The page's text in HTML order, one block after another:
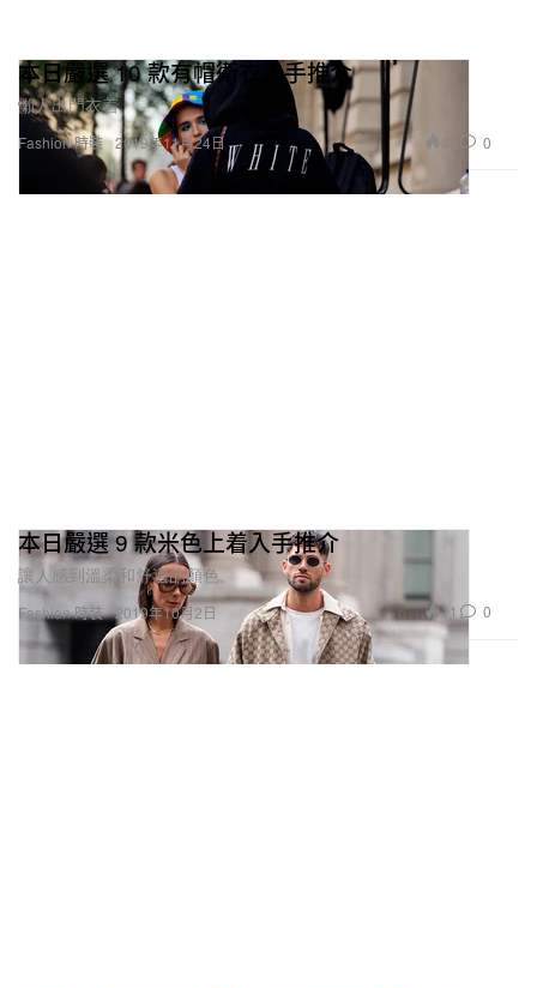
Fashion 時裝
本日嚴選 10 款有帽衛衣入手推介
懶人出門衣着。
2019年11月24日 0
Fashion 時裝
本日嚴選 9 款米色上着入手推介
讓人感到溫柔和舒適的顏色。
2019年10月2日 11 0